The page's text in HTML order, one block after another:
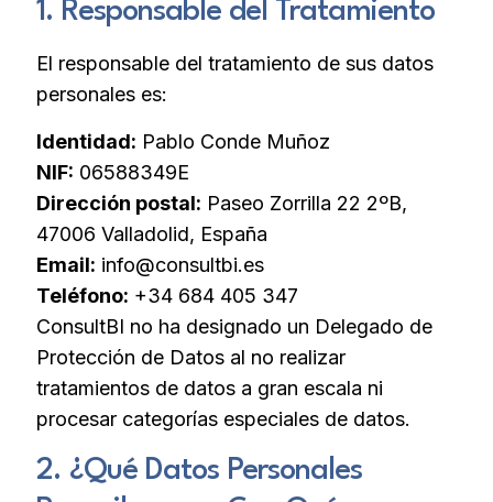
1. Responsable del Tratamiento
El responsable del tratamiento de sus datos
personales es:
Identidad: Pablo Conde Muñoz
NIF: 06588349E
Dirección postal: Paseo Zorrilla 22 2ºB,
47006 Valladolid, España
Email: info@consultbi.es
Teléfono: +34 684 405 347
ConsultBI no ha designado un Delegado de
Protección de Datos al no realizar
tratamientos de datos a gran escala ni
procesar categorías especiales de datos.
2. ¿Qué Datos Personales